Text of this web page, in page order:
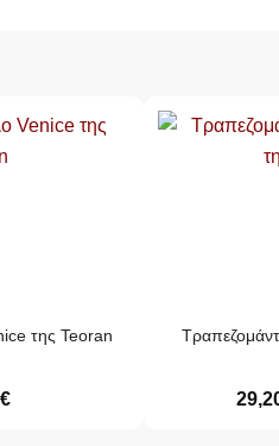
της Teoran
€